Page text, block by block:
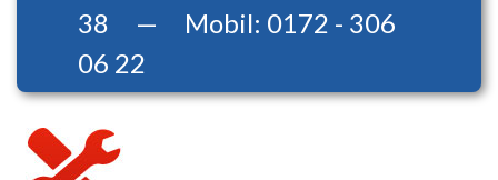
38 — Mobil: 0172 - 306
06 22